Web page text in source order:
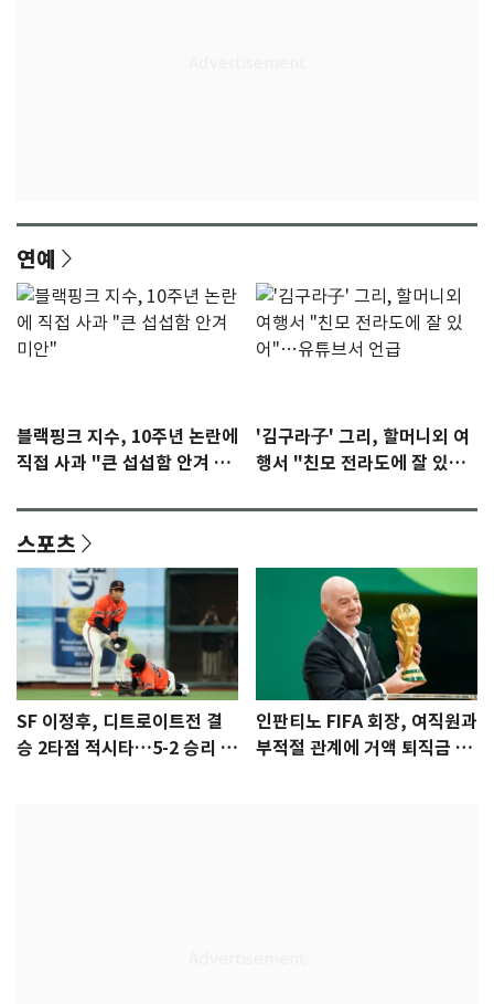
연예
블랙핑크 지수, 10주년 논란에
직접 사과 "큰 섭섭함 안겨 미
'김구라子' 그리, 할머니외 여
행서 "친모 전라도에 잘 있
스포츠
SF 이정후, 디트로이트전 결
승 2타점 적시타…5-2 승리 견
인판티노 FIFA 회장, 여직원과
부적절 관계에 거액 퇴직금 지